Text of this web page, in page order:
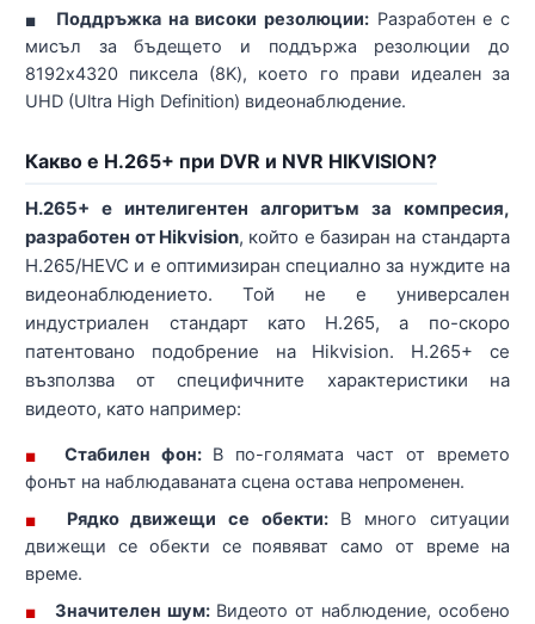
■ Поддръжка на високи резолюции: Разработен е с
мисъл за бъдещето и поддържа резолюции до
8192x4320 пиксела (8K), което го прави идеален за
UHD (Ultra High Definition) видеонаблюдение.
Какво е H.265+ при DVR и NVR HIKVISION?
H.265+ е интелигентен алгоритъм за компресия,
разработен от Hikvision, който е базиран на стандарта
H.265/HEVC и е оптимизиран специално за нуждите на
видеонаблюдението. Той не е универсален
индустриален стандарт като H.265, а по-скоро
патентовано подобрение на Hikvision. H.265+ се
възползва от специфичните характеристики на
видеото, като например:
■ Стабилен фон:В по-голямата част от времето
фонът на наблюдаваната сцена остава непроменен.
■ Рядко движещи се обекти:В много ситуации
движещи се обекти се появяват само от време на
време.
■ Значителен шум:Видеото от наблюдение, особено